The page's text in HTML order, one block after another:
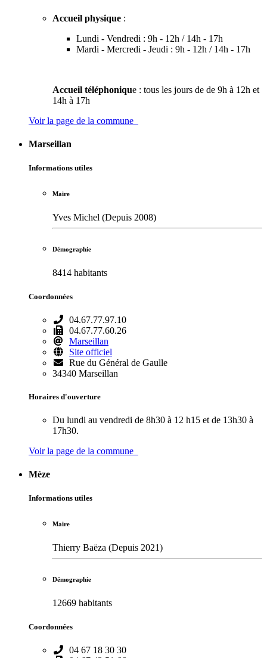
Accueil physique :
Lundi - Vendredi : 9h - 12h / 14h - 17h
Mardi - Mercredi - Jeudi : 9h - 12h / 14h - 17h
Accueil téléphonique : tous les jours de de 9h à 12h et
14h à 17h
Voir la page de la commune
Marseillan
Informations utiles
Maire
Yves Michel (Depuis 2008)
Démographie
8414 habitants
Coordonnées
04.67.77.97.10
04.67.77.60.26
Marseillan
Site officiel
Rue du Général de Gaulle
34340 Marseillan
Horaires d'ouverture
Du lundi au vendredi de 8h30 à 12 h15 et de 13h30 à
17h30.
Voir la page de la commune
Mèze
Informations utiles
Maire
Thierry Baëza (Depuis 2021)
Démographie
12669 habitants
Coordonnées
04 67 18 30 30